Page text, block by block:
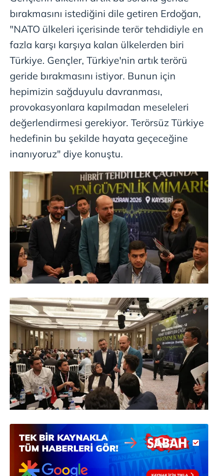
bırakmasını istediğini dile getiren Erdoğan,
"NATO ülkeleri içerisinde terör tehdidiyle en
fazla karşı karşıya kalan ülkelerden biri
Türkiye. Gençler, Türkiye'nin artık terörü
geride bırakmasını istiyor. Bunun için
hepimizin sağduyulu davranması,
provokasyonlara kapılmadan meseleleri
değerlendirmesi gerekiyor. Terörsüz Türkiye
hedefinin bu şekilde hayata geçeceğine
inanıyoruz" diye konuştu.